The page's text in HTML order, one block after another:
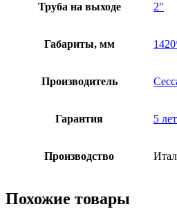
Труба на выходе 2"
Габариты, мм
Производитель
Гарантия 5 лет
Производство
Похожие товары